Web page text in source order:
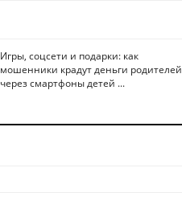
Игры, соцсети и подарки: как
мошенники крадут деньги родителей
через смартфоны детей ...